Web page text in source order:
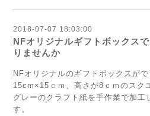
2018-07-07 18:03:00
NFオリジナルギフトボックス
りませんか
NFオリジナルのギフトボックスがで
15cm×15ｃｍ、高さが8ｃｍのスク
グレーのクラフト紙を手作業で加工
す。